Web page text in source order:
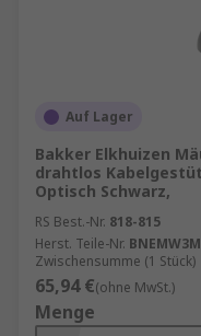
Auf Lager
Bakker Elkhuizen
drahtlos
Optisch Schwarz,
RS Best.-Nr. 818-815
Herst. Teile-Nr.
Zwischensumme (1 Stück)
65,94 €(ohne MwSt.)
Menge